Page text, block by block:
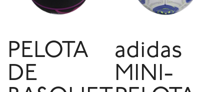
PELOTA
DE
adidas
MINI-